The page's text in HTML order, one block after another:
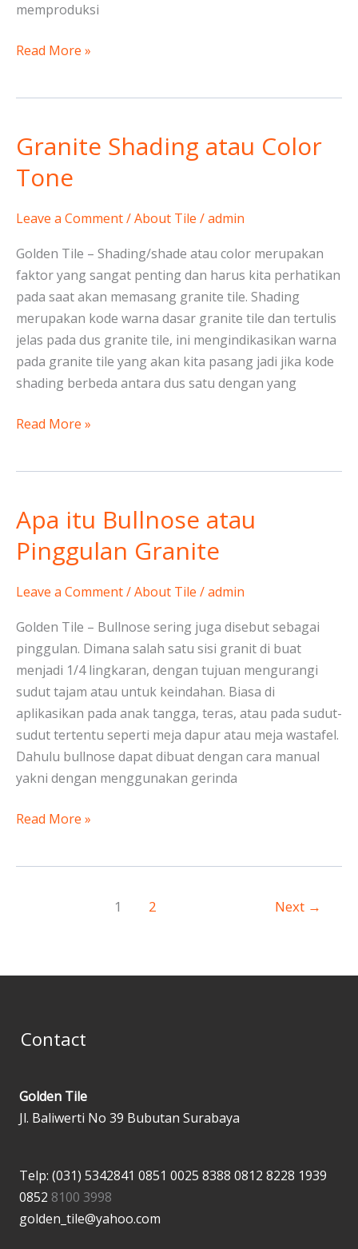
memproduksi
Read More »
Granite Shading atau Color
Tone
Leave a Comment/About Tile /admin
Golden Tile – Shading/shade atau color merupakan
faktor yang sangat penting dan harus kita perhatikan
pada saat akan memasang granite tile. Shading
merupakan kode warna dasar granite tile dan tertulis
jelas pada dus granite tile, ini mengindikasikan warna
pada granite tile yang akan kita pasang jadi jika kode
shading berbeda antara dus satu dengan yang
Granite
atau
Tone
Read More »
Apa itu Bullnose atau
Pinggulan Granite
Leave a Comment/About Tile /admin
Golden Tile – Bullnose sering juga disebut sebagai
pinggulan. Dimana salah satu sisi granit di buat
menjadi 1/4 lingkaran, dengan tujuan mengurangi
sudut tajam atau untuk keindahan. Biasa di
aplikasikan pada anak tangga, teras, atau pada sudut-
sudut tertentu seperti meja dapur atau meja wastafel.
Dahulu bullnose dapat dibuat dengan cara manual
yakni dengan menggunakan gerinda
Apa
Bullnose
Pinggulan
Granite
Read More »
1 2 Next →
Contact
Golden Tile
Jl. Baliwerti No 39 Bubutan Surabaya
Telp: (031) 5342841 0851 0025 8388 0812 8228 1939
0852 8100 3998
golden_tile@yahoo.com